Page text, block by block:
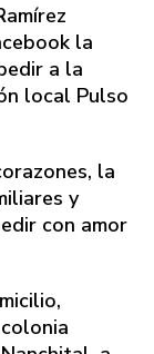
la
a la
local Pulso
la
y
con amor